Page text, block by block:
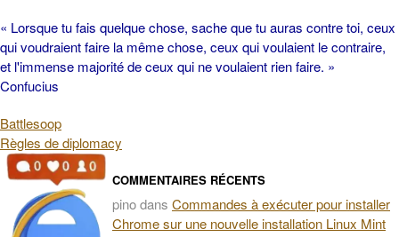
« Lorsque tu fais quelque chose, sache que tu auras contre toi, ceux
qui voudraient faire la même chose, ceux qui voulaient le contraire,
et l'immense majorité de ceux qui ne voulaient rien faire. »
Confucius
Battlesoop
Règles de diplomacy
COMMENTAIRES RÉCENTS
pinodans Commandes à exécuter pour installer
Chrome sur une nouvelle installation Linux Mint